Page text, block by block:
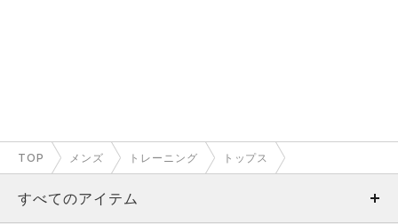
TOP メンズ トレーニング トップス
すべてのアイテム